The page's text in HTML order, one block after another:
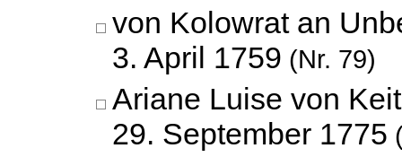
von Kolowrat an
3. April 1759 (Nr. 79)
Ariane Luise von
29. September 1775